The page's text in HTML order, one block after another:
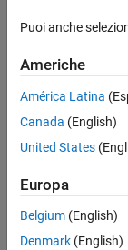
error?
Sanchit
2023
2
Risposta
accettata
Puoi anche
Americhe
América Latina
Canada (English)
United States
Europa
Belgium (English)
Denmark (English)